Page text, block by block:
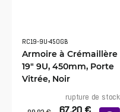
RC19-9U-450GB
Armoire à Crémaillère
19" 9U, 450mm, Porte
Vitrée, Noir
rupture de stock